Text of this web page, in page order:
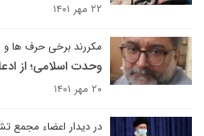
۲۲ مهر ۱۴۰۱
مکررند برخی حرف ها و
وحدت اسلامی؛ از
۲۰ مهر ۱۴۰۱
در دیدار اعضاء